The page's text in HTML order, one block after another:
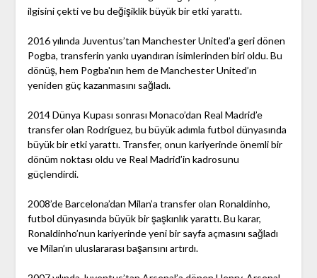
ilgisini çekti ve bu değişiklik büyük bir etki yarattı.
2016 yılında Juventus’tan Manchester United’a geri dönen
Pogba, transferin yankı uyandıran isimlerinden biri oldu. Bu
dönüş, hem Pogba'nın hem de Manchester United’ın
yeniden güç kazanmasını sağladı.
2014 Dünya Kupası sonrası Monaco’dan Real Madrid’e
transfer olan Rodríguez, bu büyük adımla futbol dünyasında
büyük bir etki yarattı. Transfer, onun kariyerinde önemli bir
dönüm noktası oldu ve Real Madrid’in kadrosunu
güçlendirdi.
2008’de Barcelona’dan Milan’a transfer olan Ronaldinho,
futbol dünyasında büyük bir şaşkınlık yarattı. Bu karar,
Ronaldinho’nun kariyerinde yeni bir sayfa açmasını sağladı
ve Milan’ın uluslararası başarısını artırdı.